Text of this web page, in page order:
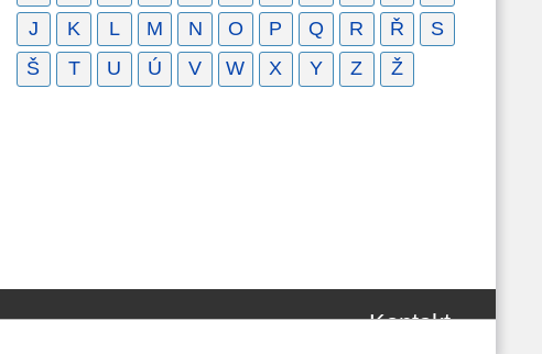
J
K L M N O P Q R Ř
S
Š
T U Ú V W X Y Z Ž
Kontakt